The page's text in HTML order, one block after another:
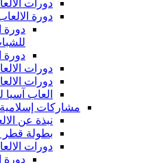
دورات
دورة
دورة
دورة
دورات
دورات
العاب آسيا
مشاركات إسلامية
نبذة عن
بطولة قطر
دورات
دورة